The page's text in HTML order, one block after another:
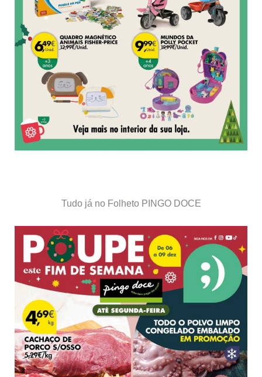
Tudo já no Folheto PINGO DOCE